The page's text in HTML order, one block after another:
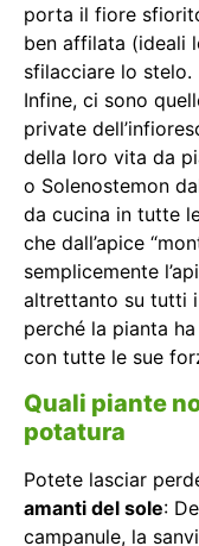
porta il fiore
ben affilata (ideali
sfilacciare lo stelo.
Infine, ci sono
private
della loro vita da
o Solenostemon
da cucina in tutte
che dall’apice
semplicemente
altrettanto su tutti
perché la pianta
con tutte le sue
Quali piante
potatura
Potete lasciar
amanti del sole:
campanule, la